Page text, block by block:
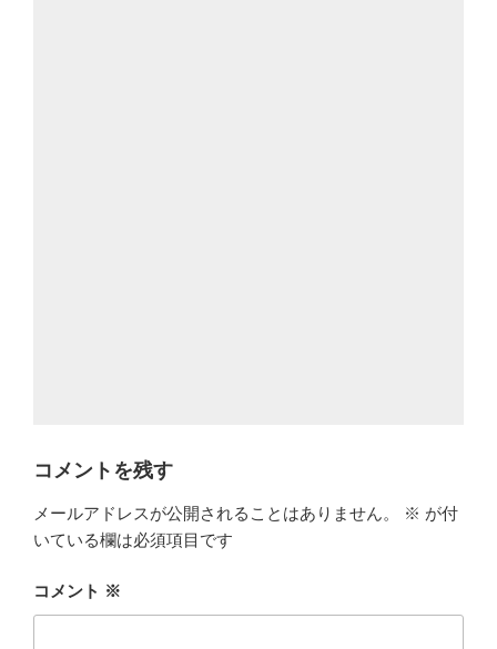
コメントを残す
メールアドレスが公開されることはありません。 ※ が付
いている欄は必須項目です
コメント ※